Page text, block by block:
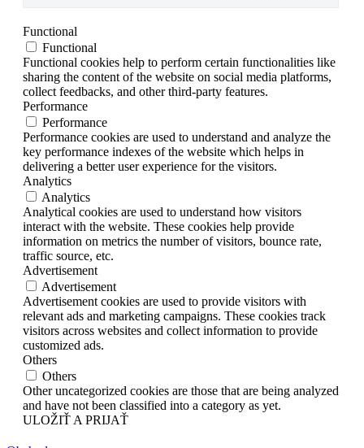
Functional
Functional
Functional cookies help to perform certain functionalities like
sharing the content of the website on social media platforms,
collect feedbacks, and other third-party features.
Performance
Performance
Performance cookies are used to understand and analyze the
key performance indexes of the website which helps in
delivering a better user experience for the visitors.
Analytics
Analytics
Analytical cookies are used to understand how visitors
interact with the website. These cookies help provide
information on metrics the number of visitors, bounce rate,
traffic source, etc.
Advertisement
Advertisement
Advertisement cookies are used to provide visitors with
relevant ads and marketing campaigns. These cookies track
visitors across websites and collect information to provide
customized ads.
Others
Others
Other uncategorized cookies are those that are being analyzed
and have not been classified into a category as yet.
ULOŽIŤ A PRIJAŤ